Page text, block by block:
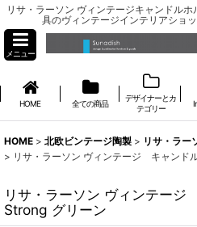
リサ・ラーソン ヴィンテージキャンドル
具のヴィンテージインテリアショ
メニュー
HOME 全ての商品
デザイナーとカ
テゴリー
HOME > 北欧ビンテージ陶製 > リサ・ラ
> リサ・ラーソン ヴィンテージ キャンド
リサ・ラーソン ヴィンテー
Strong グリーン